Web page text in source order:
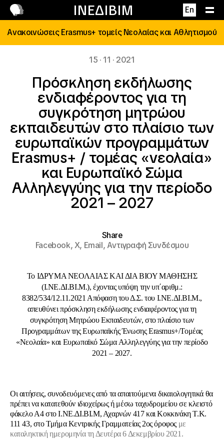
ΙΝΕΔΙΒΙΜ En
Επικοινωνία
Ανακοινώσεις Erasmus+ τομείς Νεολαίας και Αθλητισμού
15 · 11 · 2021
Πρόσκληση εκδήλωσης
ενδιαφέροντος για τη
συγκρότηση μητρώου
εκπαιδευτών στο πλαίσιο των
ευρωπαϊκών προγραμμάτων
Erasmus+ / τομέας «νεολαία»
και Ευρωπαϊκό Σώμα
Αλληλεγγύης για την περίοδο
2021 – 2027
Share
Facebook,X, Email,Αντιγραφή Συνδέσμου
Το IΔΡΥΜΑ ΝΕΟΛΑΙΑΣ ΚΑΙ ΔΙΑ ΒΙΟΥ ΜΑΘΗΣΗΣ
(Ι.ΝΕ.ΔΙ.ΒΙ.Μ.), έχοντας υπόψη την υπ΄αριθμ.:
8382/534/12.11.2021 Απόφαση του Δ.Σ. του Ι.ΝΕ.ΔΙ.ΒΙ.Μ.,
απευθύνει πρόσκληση εκδήλωσης ενδιαφέροντος για τη
συγκρότηση Μητρώου Εκπαιδευτών, στο πλαίσιο των
Προγραμμάτων της Ευρωπαϊκής Ένωσης Erasmus+/Τομέας
«Νεολαία» και Ευρωπαϊκό Σώμα Αλληλεγγύης για την περίοδο
2021 – 2027.
Οι αιτήσεις, συνοδευόμενες από τα απαιτούμενα δικαιολογητικά θα
πρέπει να κατατεθούν ιδιοχείρως ή μέσω ταχυδρομείου σε κλειστό
φάκελο Α4 στο Ι.ΝΕ.ΔΙ.ΒΙ.Μ, Αχαρνών 417 και Κοκκινάκη Τ.Κ.
111 43, στο Τμήμα Κεντρικής Γραμματείας 2ος όροφος με
καταληκτική ημερομηνία τη Δευτέρα 6 Δεκεμβρίου 2021.